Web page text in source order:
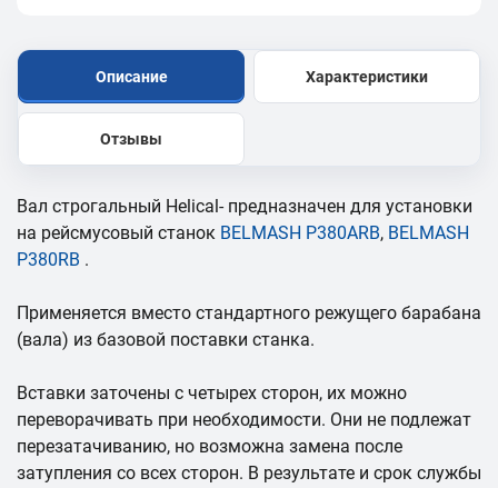
Описание Характеристики
Отзывы
Вал строгальный Helical- предназначен для установки
на рейсмусовый станок BELMASH P380ARB, BELMASH
P380RB .
Применяется вместо стандартного режущего барабана
(вала) из базовой поставки станка.
Вставки заточены с четырех сторон, их можно
переворачивать при необходимости. Они не подлежат
перезатачиванию, но возможна замена после
затупления со всех сторон. В результате и срок службы